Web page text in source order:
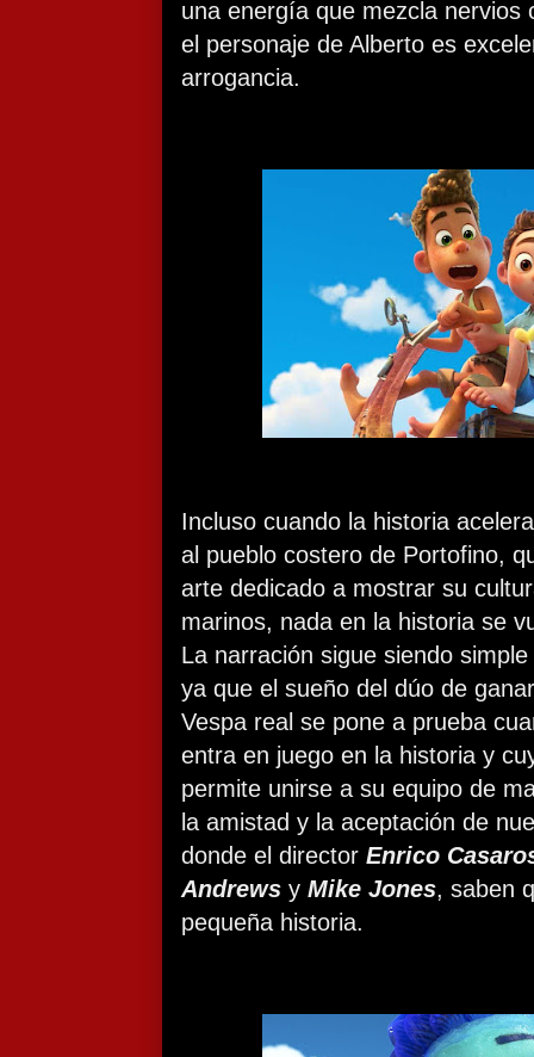
una energía que mezcla nervios
el personaje de Alberto es
arrogancia.
Incluso cuando la historia
al pueblo costero de Portofino,
arte dedicado a mostrar su
marinos, nada en la historia se
La narración sigue siendo
ya que el sueño del dúo de
Vespa real se pone a prueba
entra en juego en la historia y
permite unirse a su equipo de
la amistad y la aceptación de
donde el director Enrico
Andrews y Mike Jones, saben
pequeña historia.